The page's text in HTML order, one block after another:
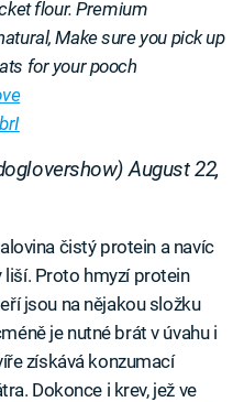
flour. Premium
Make sure you pick up
for your pooch
August 22,
čistý protein a navíc
Proto hmyzí protein
jsou na nějakou složku
je nutné brát v úvahu i
získává konzumací
Dokonce i krev, jež ve